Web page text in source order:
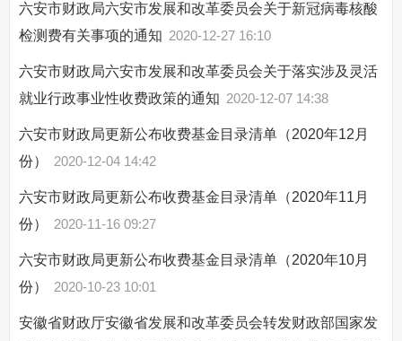
六安市财政局六安市发展和改革委员会关于新冠病毒核酸
检测费有关事项的通知 2020-12-27 16:10
六安市财政局六安市发展和改革委员会关于落实涉及灵活
就业行政事业性收费政策的通知 2020-12-07 14:38
六安市财政局更新公布收费基金目录清单（2020年12月
份）
2020-12-04 14:42
六安市财政局更新公布收费基金目录清单（2020年11月
份）
2020-11-16 09:27
六安市财政局更新公布收费基金目录清单（2020年10月
份）
2020-10-23 10:01
安徽省财政厅安徽省发展和改革委员会转发财政部国家发